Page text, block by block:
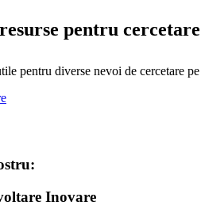
pentru cercetare
pentru diverse nevoi de cercetare pe
Inovare